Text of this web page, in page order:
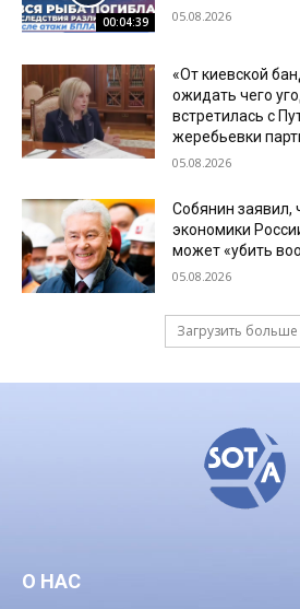
00:04:39 05.08.2026
«От киевской
ожидать чего
встретилась с
жеребьевки
05.08.2026
Собянин заявил,
экономики
может «убить
05.08.2026
Загрузить больше
О НАС